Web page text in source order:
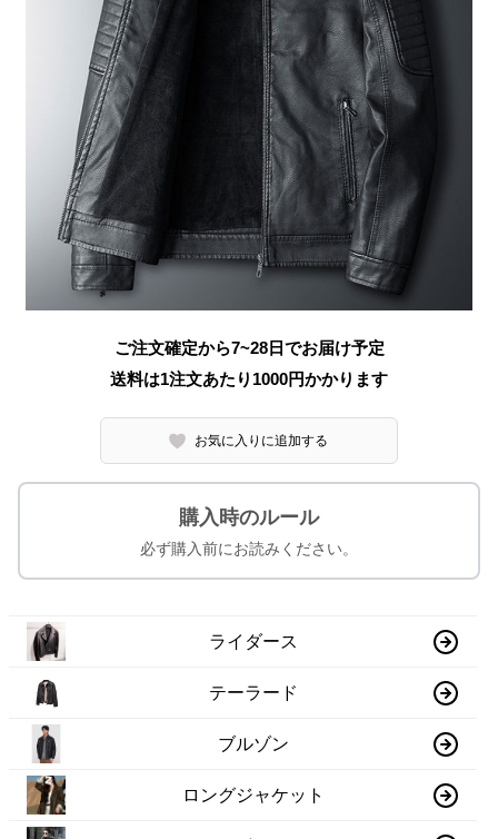
ご注文確定から7~28日でお届け予定
送料は1注文あたり 1000円かかります
お気に入りに追加する
購入時のルール
必ず購入前にお読みください。
ライダース
テーラード
ブルゾン
ロングジャケット